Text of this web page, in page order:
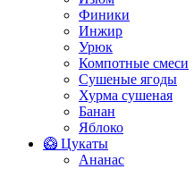
Финики
Инжир
Урюк
Компотные смеси
Сушеные ягоды
Хурма сушеная
Банан
Яблоко
🥝 Цукаты
Ананас